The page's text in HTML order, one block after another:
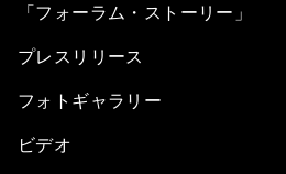
「フォーラム・ストーリー」
プレスリリース
フォトギャラリー
ビデオ